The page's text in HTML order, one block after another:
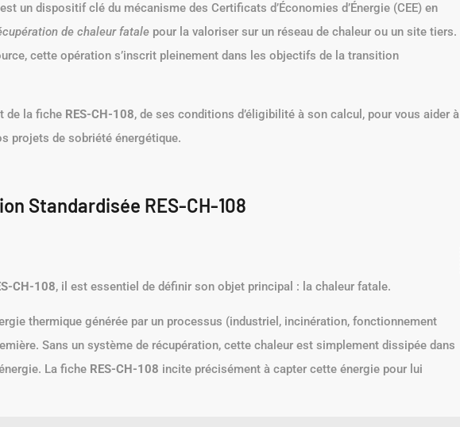
est un dispositif clé du mécanisme des Certificats d’Économies d’Énergie (CEE) en
de chaleur fatale pour la valoriser sur un réseau de chaleur ou un site tiers.
cette opération s’inscrit pleinement dans les objectifs de la transition
de la fiche RES-CH-108, de ses conditions d’éligibilité à son calcul, pour vous aider à
projets de sobriété énergétique.
Standardisée RES-CH-108
CH-108, il est essentiel de définir son objet principal : la chaleur fatale.
thermique générée par un processus (industriel, incinération, fonctionnement
Sans un système de récupération, cette chaleur est simplement dissipée dans
La fiche RES-CH-108 incite précisément à capter cette énergie pour lui